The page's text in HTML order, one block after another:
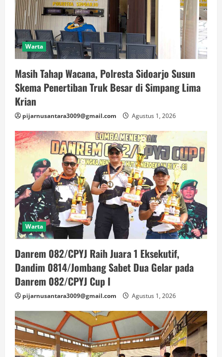
Warta
Masih Tahap Wacana, Polresta Sidoarjo Susun
Skema Penertiban Truk Besar di Simpang Lima
Krian
pijarnusantara3009@gmail.com Agustus 1, 2026
Warta
Danrem 082/CPYJ Raih Juara 1 Eksekutif,
Dandim 0814/Jombang Sabet Dua Gelar pada
Danrem 082/CPYJ Cup I
pijarnusantara3009@gmail.com Agustus 1, 2026